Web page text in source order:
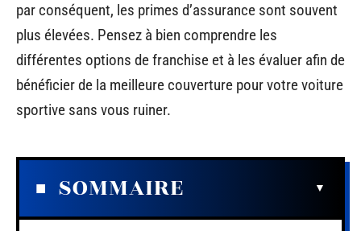
par conséquent, les primes d’assurance sont souvent
plus élevées. Pensez à bien comprendre les
différentes options de franchise et à les évaluer afin de
bénéficier de la meilleure couverture pour votre voiture
sportive sans vous ruiner.
SOMMAIRE